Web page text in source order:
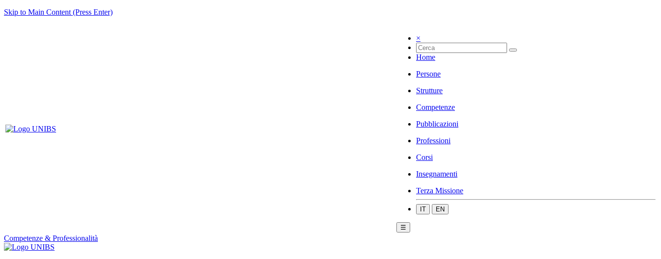
Skip to Main Content (Press Enter)
×
Home
Persone
Strutture
Competenze
Pubblicazioni
Professioni
Corsi
Insegnamenti
Terza Missione
IT EN
☰
Competenze & Professionalità